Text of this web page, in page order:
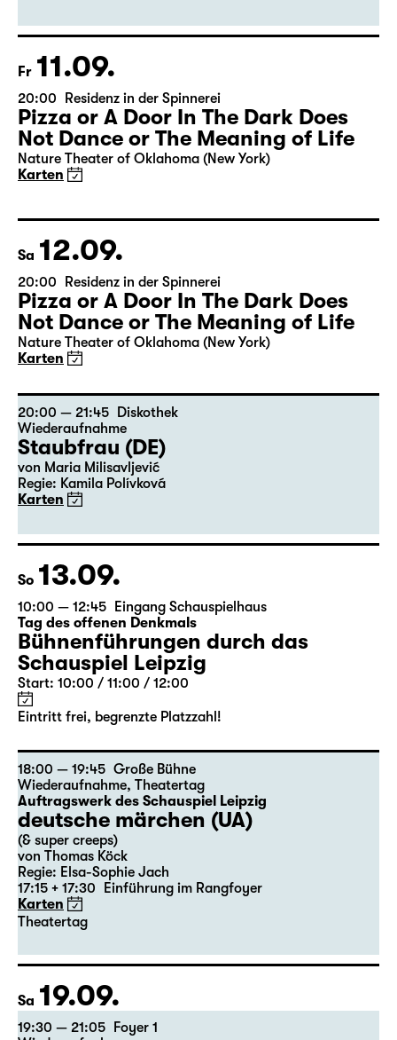
Fr 11.09.
20:00 Residenz in der Spinnerei
Pizza or A Door In The Dark Does
Not Dance or The Meaning of Life
Nature Theater of Oklahoma (New York)
Karten
Sa 12.09.
20:00 Residenz in der Spinnerei
Pizza or A Door In The Dark Does
Not Dance or The Meaning of Life
Nature Theater of Oklahoma (New York)
Karten
20:00 — 21:45
Diskothek
Wiederaufnahme
Staubfrau (DE)
von Maria Milisavljević
Regie: Kamila Polívková
Karten
So 13.09.
10:00 — 12:45
Eingang Schauspielhaus
Tag des offenen Denkmals
Bühnenführungen durch das
Schauspiel Leipzig
Start: 10:00 / 11:00 / 12:00
Eintritt frei, begrenzte Platzzahl!
18:00 — 19:45 Große Bühne
Wiederaufnahme, Theatertag
Auftragswerk des Schauspiel Leipzig
deutsche märchen (UA)
(& super creeps)
von Thomas Köck
Regie: Elsa-Sophie Jach
17:15 + 17:30
Einführung im Rangfoyer
Karten
Theatertag
Sa 19.09.
19:30 — 21:05
Foyer 1